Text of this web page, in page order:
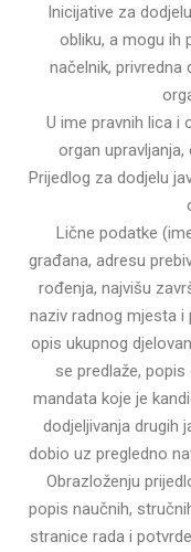
Inicijative za
obliku, a mogu ih
načelnik, privredna
U ime pravnih lica i
organ
Prijedlog za dodjelu
Lične podatke
građana, adresu
rođenja, najvišu
naziv radnog mjesta i
opis ukupnog
se predlaže,
mandata koje je
dodjeljivanja drugih
dobio uz pregledno
Obrazloženju
popis naučnih,
stranice rada i